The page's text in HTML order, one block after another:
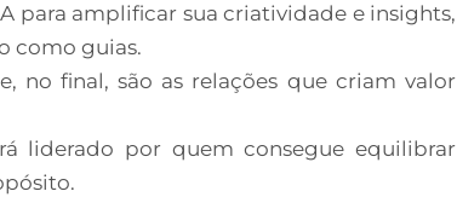
para amplificar sua criatividade e insights,
como guias.
no final, são as relações que criam valor
liderado por quem consegue equilibrar